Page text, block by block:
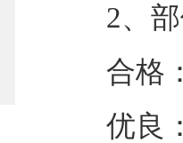
2、
合格
优良